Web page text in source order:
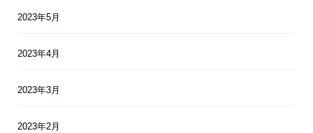
2023年5月
2023年4月
2023年3月
2023年2月